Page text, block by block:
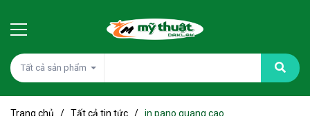
Tất cả sản phẩm
Trang chủ / Tất cả tin tức / in pano quang cao